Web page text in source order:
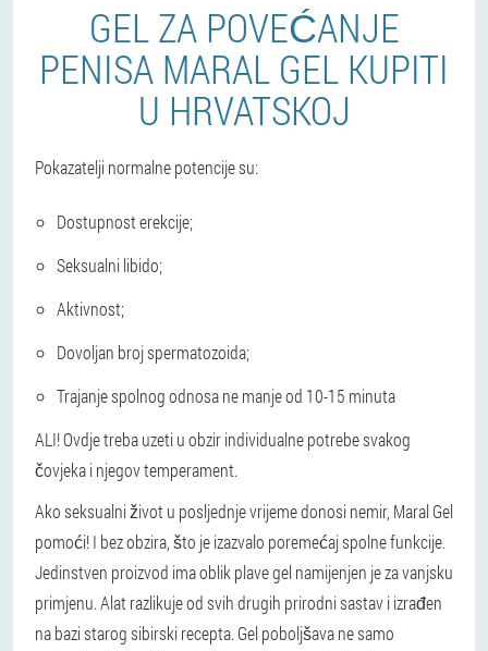
GEL ZA POVEĆANJE
PENISA MARAL GEL KUPITI
U HRVATSKOJ
Pokazatelji normalne potencije su:
Dostupnost erekcije;
Seksualni libido;
Aktivnost;
Dovoljan broj spermatozoida;
Trajanje spolnog odnosa ne manje od 10-15 minuta
ALI! Ovdje treba uzeti u obzir individualne potrebe svakog
čovjeka i njegov temperament.
Ako seksualni život u posljednje vrijeme donosi nemir, Maral Gel
pomoći! I bez obzira, što je izazvalo poremećaj spolne funkcije.
Jedinstven proizvod ima oblik plave gel namijenjen je za vanjsku
primjenu. Alat razlikuje od svih drugih prirodni sastav i izrađen
na bazi starog sibirski recepta. Gel poboljšava ne samo